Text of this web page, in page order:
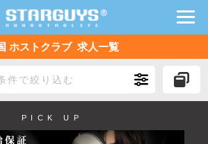
東北
ホストクラブ 求人一覧
件で絞り込む
PICK UP